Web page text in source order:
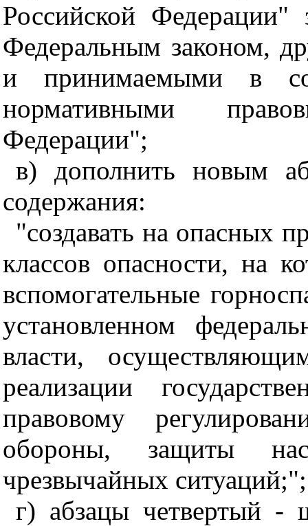
Российской Федерации"
Федеральным законом,
и принимаемыми в
нормативными
Федерации";
в) дополнить новым
содержания:
"создавать на опасных
классов опасности, на
вспомогательные
установленном
власти,
реализации
правовому
обороны, защиты
чрезвычайных ситуаций;";
г) абзацы четвертый -